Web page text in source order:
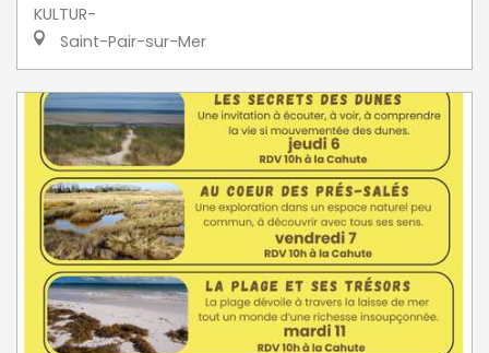
KULTUR-
Saint-Pair-sur-Mer